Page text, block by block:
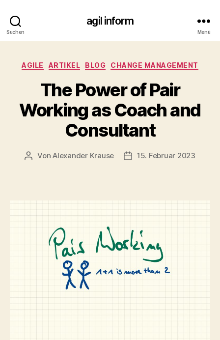
Suchen
agil inform
Menü
Kategorien
AGILE ARTIKEL BLOG CHANGE MANAGEMENT
The Power of Pair
Working as Coach and
Consultant
Beitragsautor
VonAlexander Krause Beitragsdatum
15. Februar 2023